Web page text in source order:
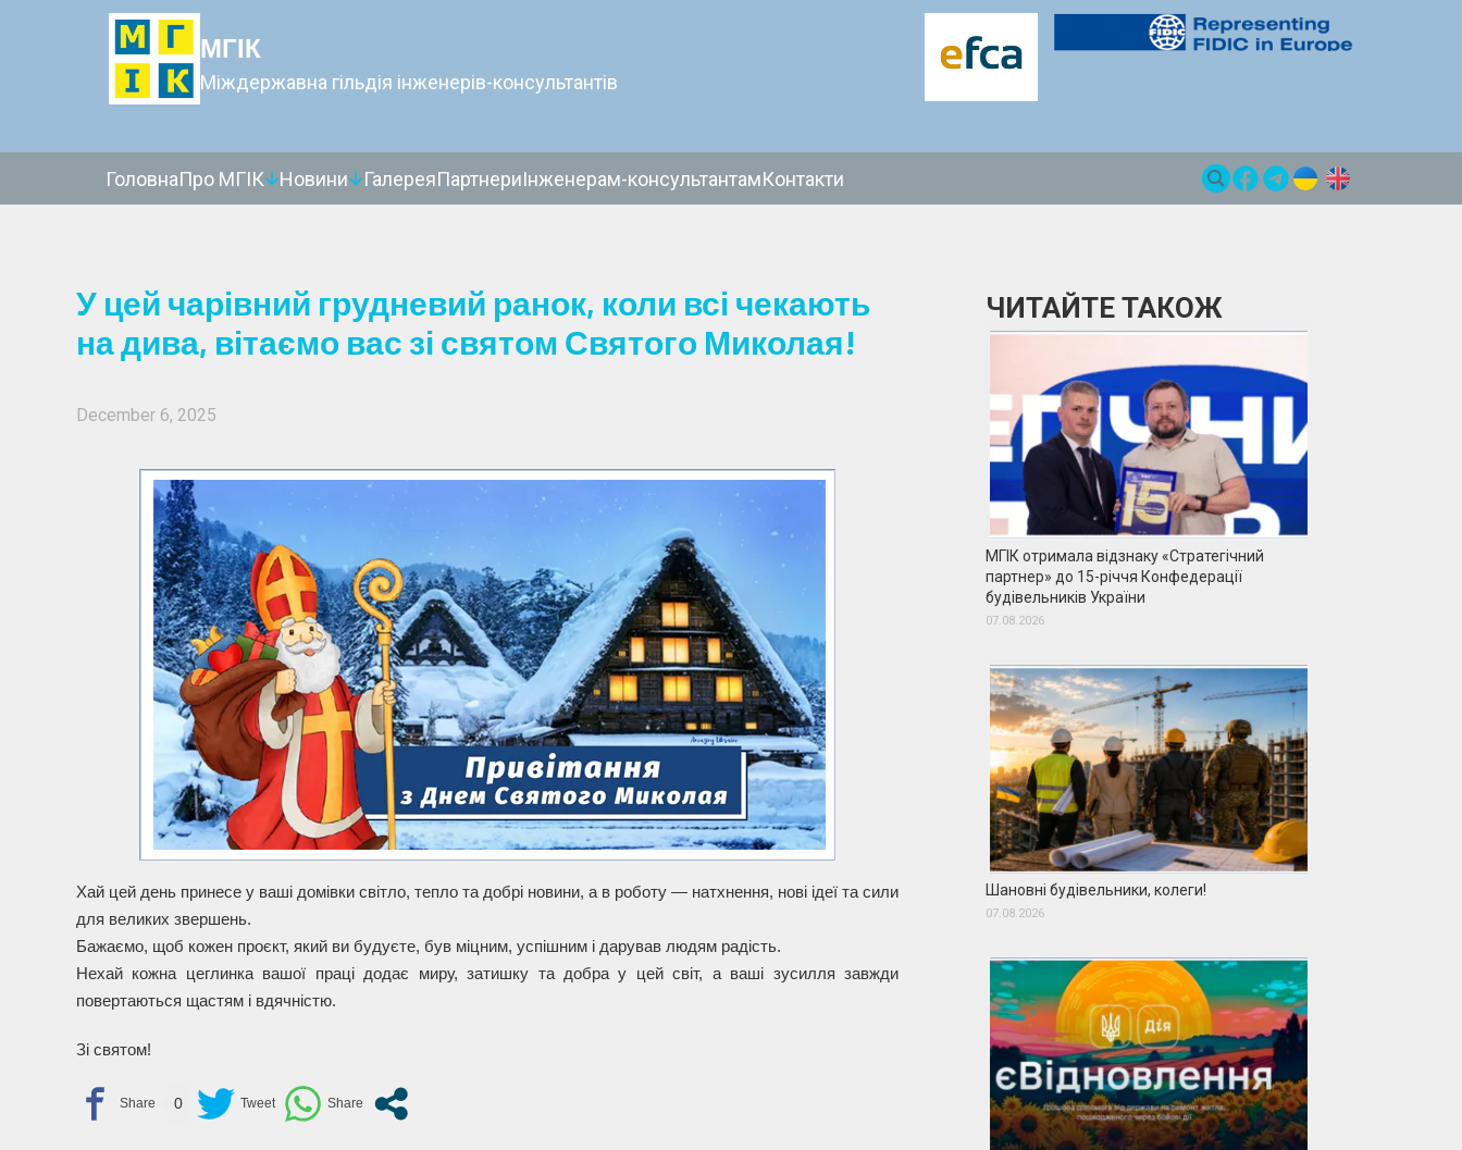
МГІК
Міждержавна гільдія інженерів-консультантів
ГоловнаПро МГІК Новини ГалереяПартнериІнженерам-консультантамКонтакти
У цей чарівний грудневий ранок, коли всі чекають
на дива, вітаємо вас зі святом Святого Миколая!
December 6, 2025
Хай цей день принесе у ваші домівки світло, тепло та добрі новини, а в роботу — натхнення, нові ідеї та сили
для великих звершень.
Бажаємо, щоб кожен проєкт, який ви будуєте, був міцним, успішним і дарував людям радість.
Нехай кожна цеглинка вашої праці додає миру, затишку та добра у цей світ, а ваші зусилля завжди
повертаються щастям і вдячністю.
Зі святом!
0
ЧИТАЙТЕ ТАКОЖ
МГІК отримала відзнаку «Стратегічний
партнер» до 15-річчя Конфедерації
будівельників України
07.08.2026
Шановні будівельники, колеги!
07.08.2026